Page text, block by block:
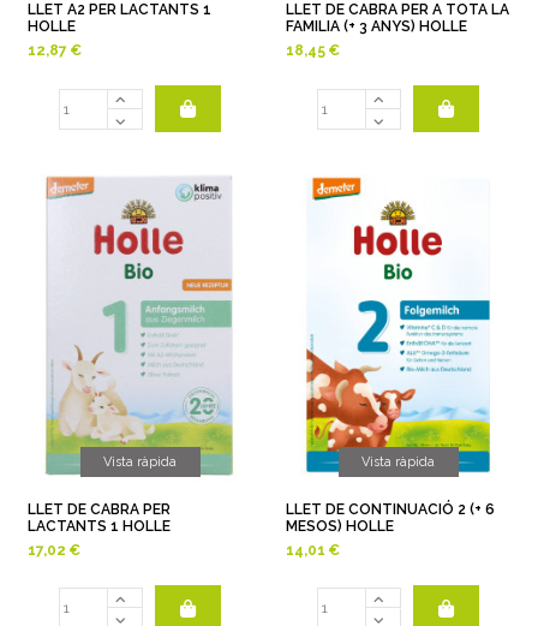
LLET A2 PER LACTANTS 1
HOLLE
12,87 €
LLET DE CABRA PER A TOTA LA
FAMILIA (+ 3 ANYS) HOLLE
18,45 €
Vista ràpida
LLET DE CABRA PER
LACTANTS 1 HOLLE
17,02 €
Vista ràpida
LLET DE CONTINUACIÓ 2 (+ 6
MESOS) HOLLE
14,01 €